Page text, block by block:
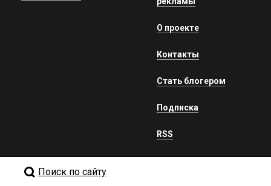
О проекте
Контакты
Стать блогером
Подписка
RSS
Поиск по сайту